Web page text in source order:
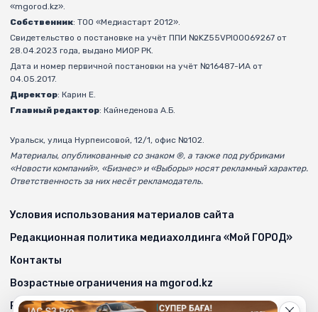
«mgorod.kz».
Собственник: ТОО «Медиастарт 2012».
Свидетельство о постановке на учёт ППИ №KZ55VPI00069267 от
28.04.2023 года, выдано МИОР РК.
Дата и номер первичной постановки на учёт №16487-ИА от
04.05.2017.
Директор: Карин Е.
Главный редактор: Кайнеденова А.Б.
Уральск, улица Нурпеисовой, 12/1, офис №102.
Материалы, опубликованные со знаком ®, а также под рубриками
«Новости компаний», «Бизнес» и «Выборы» носят рекламный характер.
Ответственность за них несёт рекламодатель.
Условия использования материалов сайта
Редакционная политика медиахолдинга «Мой ГОРОД»
Контакты
Возрастные ограничения на mgorod.kz
Реклама на сайте